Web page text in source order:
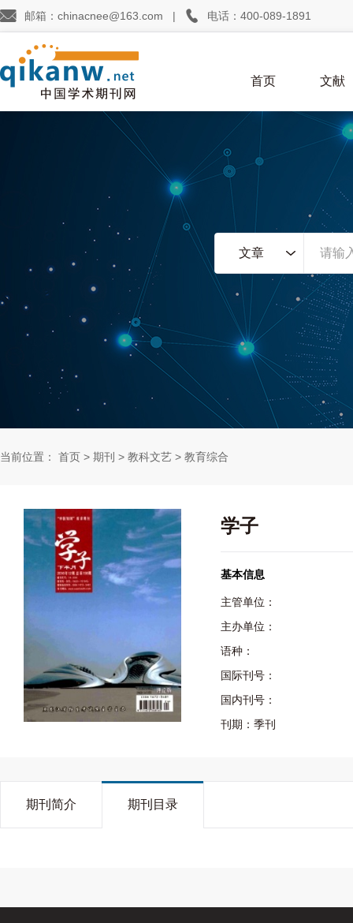
 邮箱：chinacnee@163.com |  电话：400-089-1891
首页 文献
当前位置： 首页 > 期刊 > 教科文艺 > 教育综合
学子
基本信息
主管单位：
主办单位：
语种：
国际刊号：
国内刊号：
刊期：季刊
期刊简介 期刊目录